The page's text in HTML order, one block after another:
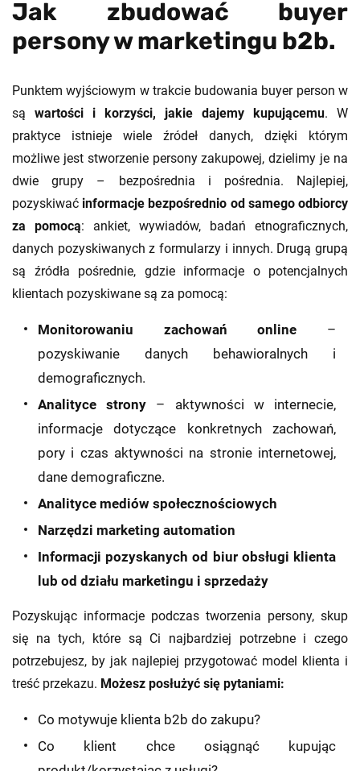
Jak zbudować buyer
persony w marketingu b2b.
Punktem wyjściowym w trakcie budowania buyer person w
są wartości i korzyści, jakie dajemy kupującemu. W
praktyce istnieje wiele źródeł danych, dzięki którym
możliwe jest stworzenie persony zakupowej, dzielimy je na
dwie grupy – bezpośrednia i pośrednia. Najlepiej,
pozyskiwać informacje bezpośrednio od samego odbiorcy
za pomocą: ankiet, wywiadów, badań etnograficznych,
danych pozyskiwanych z formularzy i innych. Drugą grupą
są źródła pośrednie, gdzie informacje o potencjalnych
klientach pozyskiwane są za pomocą:
Monitorowaniu zachowań online –
pozyskiwanie danych behawioralnych i
demograficznych.
Analityce strony – aktywności w internecie,
informacje dotyczące konkretnych zachowań,
pory i czas aktywności na stronie internetowej,
dane demograficzne.
Analityce mediów społecznościowych
Narzędzi marketing automation
Informacji pozyskanych od biur obsługi klienta
lub od działu marketingu i sprzedaży
Pozyskując informacje podczas tworzenia persony, skup
się na tych, które są Ci najbardziej potrzebne i czego
potrzebujesz, by jak najlepiej przygotować model klienta i
treść przekazu. Możesz posłużyć się pytaniami:
Co motywuje klienta b2b do zakupu?
Co klient chce osiągnąć kupując